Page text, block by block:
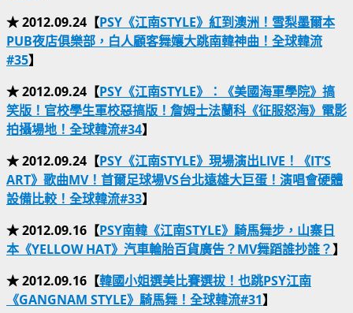
★ 2012.09.24【PSY《江南STYLE》紅到澳洲！雪梨墨爾本
PUB夜店俱樂部，白人顧客舞孃大跳南韓神曲！全球韓流
#35】
★ 2012.09.24【PSY《江南STYLE》：《美國海軍學院》搞
笑版！官校學生軍校惡搞版！詹姆士法蘭科《征服怒海》電影
拍攝場地！全球韓流#34】
★ 2012.09.24【PSY《江南STYLE》現場演出LIVE！《IT’S
ART》歌曲MV！首爾足球場VS台北遠雄大巨蛋！演唱會硬體
設備比較！全球韓流#33】
★ 2012.09.16【PSY南韓《江南STYLE》騎馬舞步，山寨日
本《YELLOW HAT》汽車輪胎百貨廣告？MV舞蹈誰抄誰？】
★ 2012.09.16【韓國小姐選美比賽選拔！也跳PSY江南
《GANGNAM STYLE》騎馬舞！全球韓流#31】